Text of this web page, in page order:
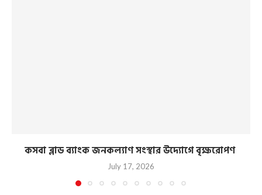
কসবা ব্লাড ব্যাংক জনকল্যাণ সংস্থার উদ্যোগে বৃক্ষরোপণ
July 17, 2026